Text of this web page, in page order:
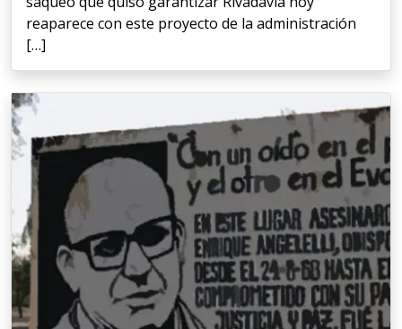
reaparece con este proyecto de la administración
[…]